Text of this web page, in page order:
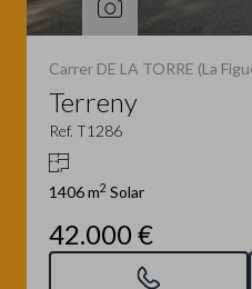
Carrer DE LA TORRE (La
Terreny
Ref. T1286
1406 m2 Solar
42.000 €